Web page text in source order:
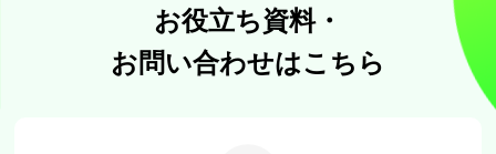
お役立ち資料・
お問い合わせはこちら